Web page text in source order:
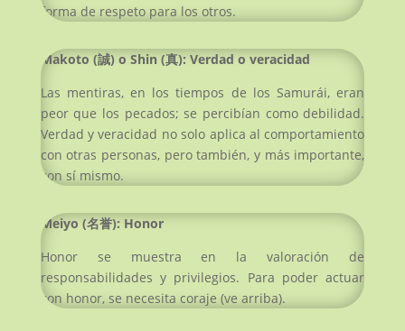
forma de respeto para los otros.
Makoto (誠) o Shin (真): Verdad o veracidad
Las mentiras, en los tiempos de los Samurái, eran
peor que los pecados; se percibían como debilidad.
Verdad y veracidad no solo aplica al comportamiento
con otras personas, pero también, y más importante,
con sí mismo.
Meiyo (名誉): Honor
Honor se muestra en la valoración de
responsabilidades y privilegios. Para poder actuar
con honor, se necesita coraje (ve arriba).